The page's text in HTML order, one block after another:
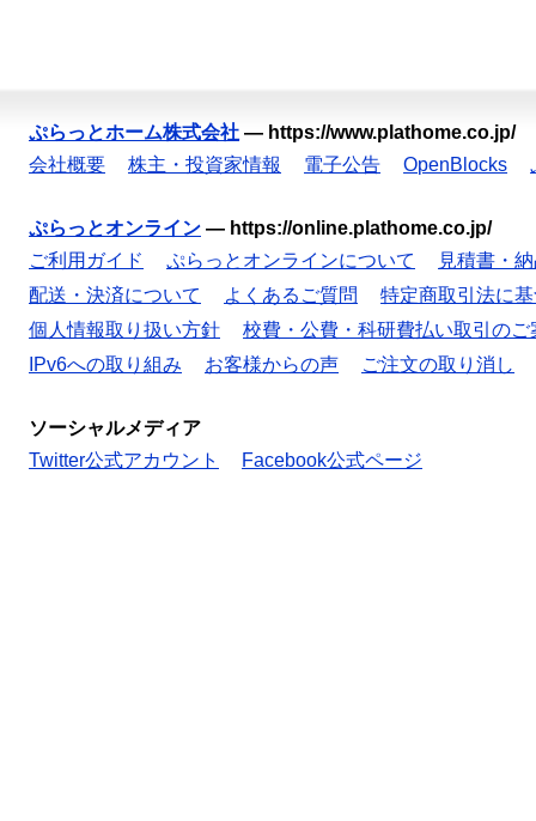
ぷらっとホーム株式会社 — https://www.plathome.co.jp/
会社概要
株主・投資家情報 電子公告 OpenBlocks
ぷらっとオンライン — https://online.plathome.co.jp/
ご利用ガイド
ぷらっとオンラインについて
見積書・
配送・決済について
よくあるご質問
特定商取引法に
個人情報取り扱い方針
校費・公費・科研費払い取引のご
IPv6への取り組み
お客様からの声 ご注文の取り消し
ソーシャルメディア
Twitter公式アカウント
Facebook公式ページ